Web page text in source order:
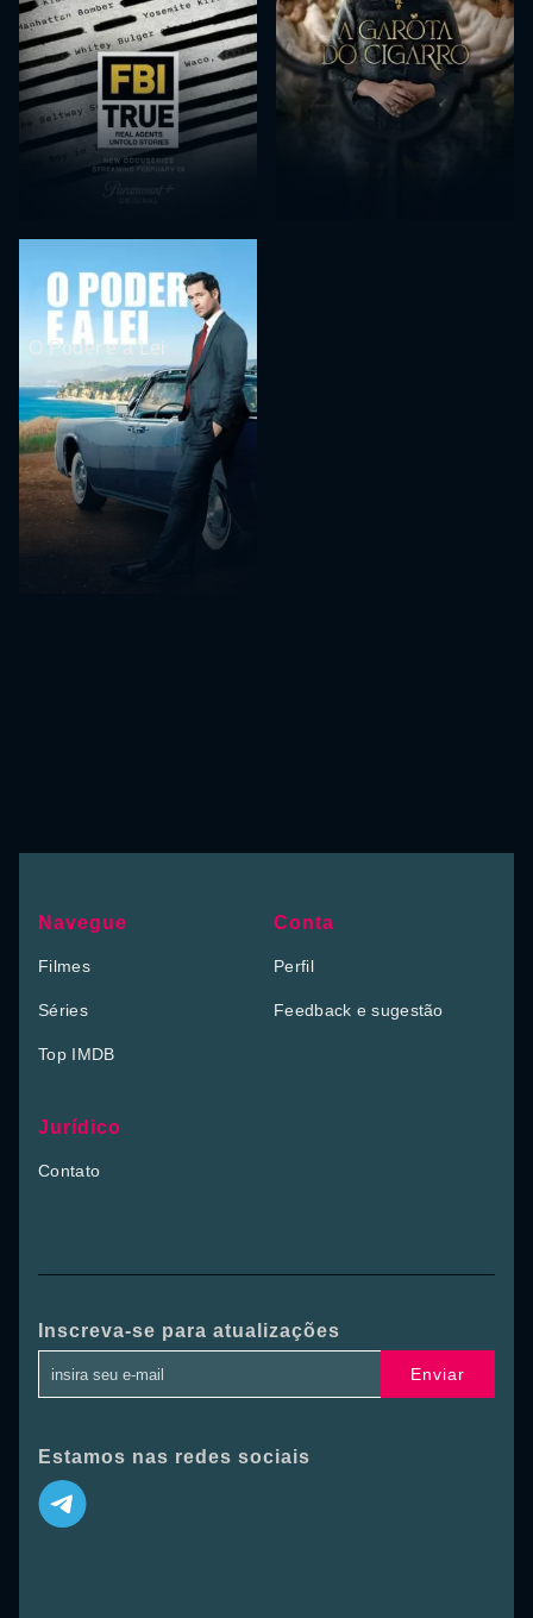
O Poder e a Lei
Navegue
Filmes
Séries
Top IMDB
Conta
Perfil
Feedback e sugestão
Jurídico
Contato
Inscreva-se para atualizações
Enviar
Estamos nas redes sociais